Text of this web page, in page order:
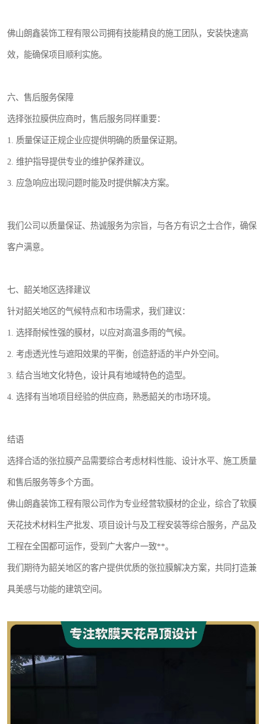
佛山朗鑫装饰工程有限公司拥有技能精良的施工团队，安装快速高
效，能确保项目顺利实施。
六、售后服务保障
选择张拉膜供应商时，售后服务同样重要：
1. 质量保证正规企业应提供明确的质量保证期。
2. 维护指导提供专业的维护保养建议。
3. 应急响应出现问题时能及时提供解决方案。
我们公司以质量保证、热诚服务为宗旨，与各方有识之士合作，确保
客户满意。
七、韶关地区选择建议
针对韶关地区的气候特点和市场需求，我们建议：
1. 选择耐候性强的膜材，以应对高温多雨的气候。
2. 考虑透光性与遮阳效果的平衡，创造舒适的半户外空间。
3. 结合当地文化特色，设计具有地域特色的造型。
4. 选择有当地项目经验的供应商，熟悉韶关的市场环境。
结语
选择合适的张拉膜产品需要综合考虑材料性能、设计水平、施工质量
和售后服务等多个方面。
佛山朗鑫装饰工程有限公司作为专业经营软膜材的企业，综合了软膜
天花技术材料生产批发、项目设计与及工程安装等综合服务，产品及
工程在全国都可运作，受到广大客户一致**。
我们期待为韶关地区的客户提供优质的张拉膜解决方案，共同打造兼
具美感与功能的建筑空间。